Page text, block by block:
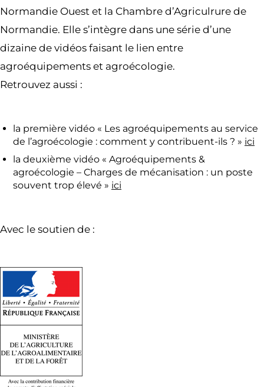
Normandie Ouest et la Chambre d’Agriculrure de
Normandie. Elle s’intègre dans une série d’une
dizaine de vidéos faisant le lien entre
agroéquipements et agroécologie.
Retrouvez aussi :
la première vidéo « Les agroéquipements au service
de l’agroécologie : comment y contribuent-ils ? » ici
la deuxième vidéo « Agroéquipements &
agroécologie – Charges de mécanisation : un poste
souvent trop élevé » ici
Avec le soutien de :